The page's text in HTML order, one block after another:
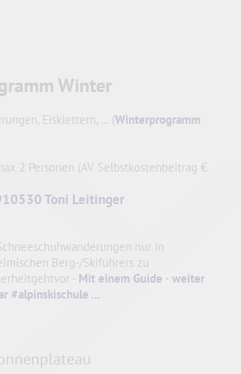
Winter
Eisklettern, ... (Winterprogramm
2 Personen (AV Selbstkostenbeitrag €
Toni Leitinger
nur in
Berg-/Skiführers zu
- Mit einem Guide · weiter
#alpinskischule ...